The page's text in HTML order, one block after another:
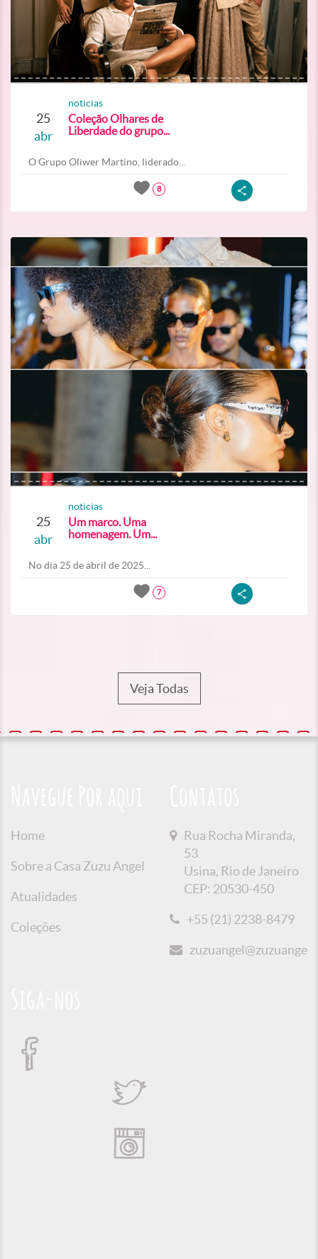
25
abr
noticias
Coleção Olhares de
Liberdade do grupo...
O Grupo Oliwer Martino, liderado...
8
25
abr
noticias
Um marco. Uma
homenagem. Um...
No dia 25 de abril de 2025...
7
Veja Todas
Home
Sobre a Casa Zuzu Angel
Atualidades
Coleções
Rua Rocha Miranda,
53
Usina, Rio de Janeiro
CEP: 20530-450
+55 (21) 2238-8479